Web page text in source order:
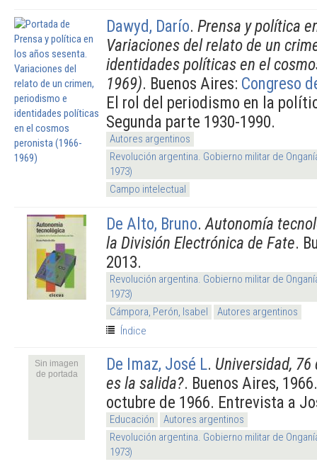
Dawyd, Darío. Prensa y política
Variaciones del relato de un
identidades políticas en el
1969). Buenos Aires: Congreso
El rol del periodismo en la
Segunda parte 1930-1990.
Autores argentinos
Revolución argentina. Gobierno militar de
1973)
Campo intelectual
De Alto, Bruno.Autonomía
la División Electrónica de Fate.
2013.
Revolución argentina. Gobierno militar de
1973)
Cámpora, Perón, Isabel
Autores argentinos
Índice
Sin imagen
de portada
De Imaz, José L. Universidad,
es la salida?. Buenos Aires,
octubre de 1966. Entrevista a
Educación
Autores argentinos
Revolución argentina. Gobierno militar de
1973)